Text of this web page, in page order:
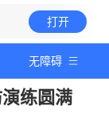
打开
无障碍
练圆满